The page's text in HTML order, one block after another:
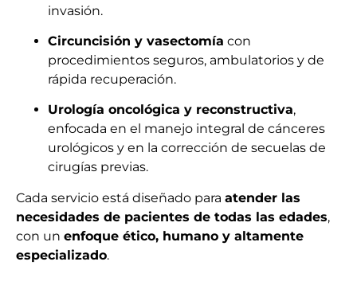
invasión.
Circuncisión y vasectomía con
procedimientos seguros, ambulatorios y de
rápida recuperación.
Urología oncológica y reconstructiva,
enfocada en el manejo integral de cánceres
urológicos y en la corrección de secuelas de
cirugías previas.
Cada servicio está diseñado para atender las
necesidades de pacientes de todas las edades,
con un enfoque ético, humano y altamente
especializado.